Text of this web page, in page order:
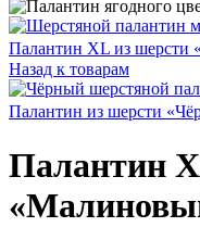
Палантин XL из шерсти
Назад к товарам
Палантин из шерсти
Палантин